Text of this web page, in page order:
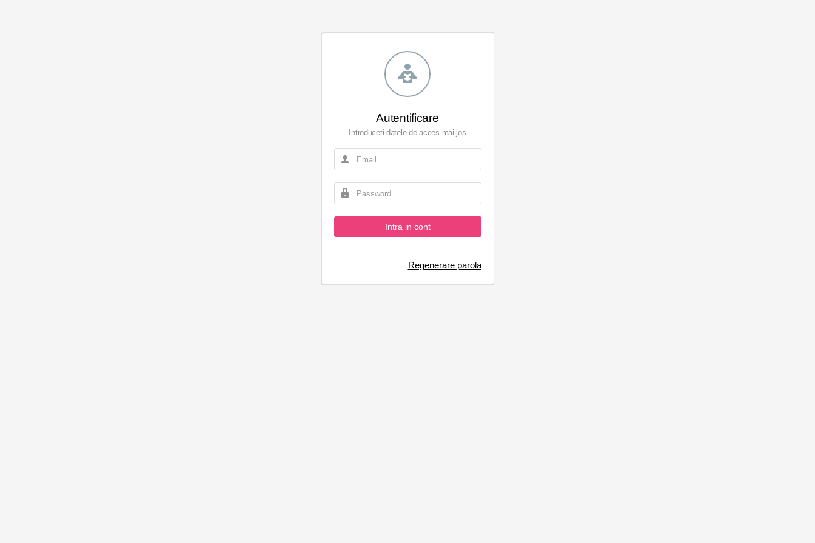
Autentificare
Introduceti datele de acces mai jos
Intra in cont
Regenerare parola